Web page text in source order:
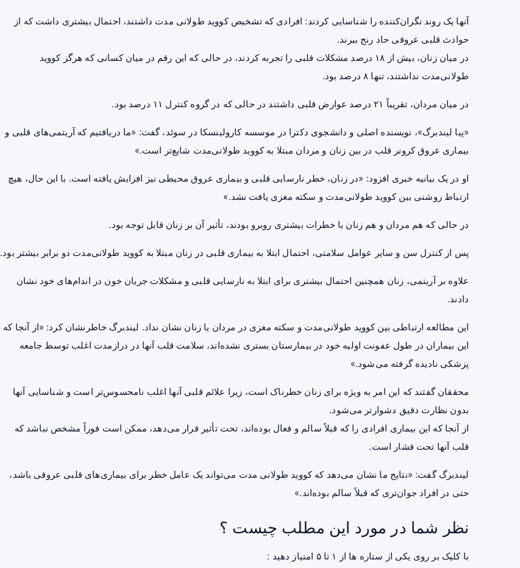
آنها یک روند نگران‌کننده را شناسایی کردند: افرادی که تشخیص کووید طولانی مدت داشتند، احتمال بیشتری داشت که از
حوادث قلبی عروقی حاد رنج ببرند.
در میان زنان، بیش از ۱۸ درصد مشکلات قلبی را تجربه کردند، در حالی که این رقم در میان کسانی که هرگز کووید
طولانی‌مدت نداشتند، تنها ۸ درصد بود.
در میان مردان، تقریباً ۲۱ درصد عوارض قلبی داشتند در حالی که در گروه کنترل ۱۱ درصد بود.
«پیا لیندبرگ»، نویسنده اصلی و دانشجوی دکترا در موسسه کارولینسکا در سوئد، گفت: «ما دریافتیم که آریتمی‌های قلبی و
بیماری عروق کرونر قلب در بین زنان و مردان مبتلا به کووید طولانی‌مدت شایع‌تر است.»
او در یک بیانیه خبری افزود: «در زنان، خطر نارسایی قلبی و بیماری عروق محیطی نیز افزایش یافته است. با این حال، هیچ
ارتباط روشنی بین کووید طولانی‌مدت و سکته مغزی یافت نشد.»
در حالی که هم مردان و هم زنان با خطرات بیشتری روبرو بودند، تأثیر آن بر زنان قابل توجه بود.
پس از کنترل سن و سایر عوامل سلامتی، احتمال ابتلا به بیماری قلبی در زنان مبتلا به کووید طولانی‌مدت دو برابر بیشتر بود.
علاوه بر آریتمی، زنان همچنین احتمال بیشتری برای ابتلا به نارسایی قلبی و مشکلات جریان خون در اندام‌های خود نشان
دادند.
این مطالعه ارتباطی بین کووید طولانی‌مدت و سکته مغزی در مردان یا زنان نشان نداد. لیندبرگ خاطرنشان کرد: «از آنجا که
این بیماران در طول عفونت اولیه خود در بیمارستان بستری نشده‌اند، سلامت قلب آنها در درازمدت اغلب توسط جامعه
پزشکی نادیده گرفته می‌شود.»
محققان گفتند که این امر به ویژه برای زنان خطرناک است، زیرا علائم قلبی آنها اغلب نامحسوس‌تر است و شناسایی آنها
بدون نظارت دقیق دشوارتر می‌شود.
از آنجا که این بیماری افرادی را که قبلاً سالم و فعال بوده‌اند، تحت تأثیر قرار می‌دهد، ممکن است فوراً مشخص نباشد که
قلب آنها تحت فشار است.
لیندبرگ گفت: «نتایج ما نشان می‌دهد که کووید طولانی مدت می‌تواند یک عامل خطر برای بیماری‌های قلبی عروقی باشد،
حتی در افراد جوان‌تری که قبلاً سالم بوده‌اند.»
نظر شما در مورد این مطلب چیست ؟
با کلیک بر روی یکی از ستاره ها از ۱ تا ۵ امتیاز دهید :